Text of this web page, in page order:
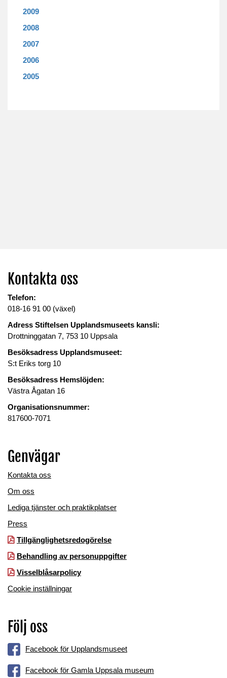
2009
2008
2007
2006
2005
Kontakta oss
Telefon:
018-16 91 00 (växel)
Adress Stiftelsen Upplandsmuseets kansli:
Drottninggatan 7, 753 10 Uppsala
Besöksadress Upplandsmuseet:
S:t Eriks torg 10
Besöksadress Hemslöjden:
Västra Ågatan 16
Organisationsnummer:
817600-7071
Genvägar
Kontakta oss
Om oss
Lediga tjänster och praktikplatser
Press
Tillgänglighetsredogörelse
Behandling av personuppgifter
Visselblåsarpolicy
Cookie inställningar
Följ oss
Facebook för Upplandsmuseet
Facebook för Gamla Uppsala museum